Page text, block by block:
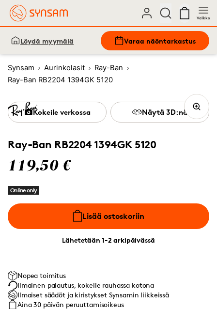
Valikko
Löydä myymälä Varaa näöntarkastus
Synsam Aurinkolasit
Ray-Ban
Ray-Ban RB2204 1394GK 5120
Ray-Ban RB2204 1394GK 5120
119,50 €
Online only
Lisää ostoskoriin
Lähetetään 1-2 arkipäivässä
Kokeile verkossa Näytä 3D:nä
Nopea toimitus
Ilmainen palautus, kokeile rauhassa kotona
Ilmaiset säädöt ja kiristykset Synsamin liikkeissä
Aina 30 päivän peruuttamisoikeus